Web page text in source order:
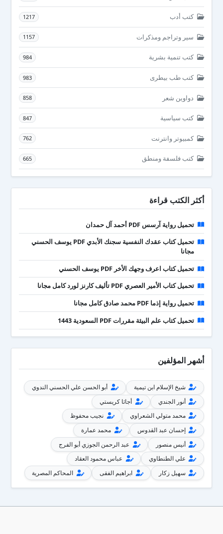
كتب أدب 1217
سير وتراجم ومذكرات 1157
كتب تنمية بشرية 984
كتب طب بيطرى 983
دواوين شعر 858
كتب سياسية 847
كمبيوتر وانترنت 762
كتب فلسفة ومنطق 665
أكثر الكتب قراءة
تحميل رواية آرسس PDF أحمد آل حمدان
تحميل كتاب عقدك النفسية سجنك الأبدي PDF يوسف الحسني
مجانا
تحميل كتاب اعرف وجهك الأخر PDF يوسف الحسني
تحميل كتاب الأمير العصري PDF تأليف كارنز لورد كامل مجانا
تحميل رواية إذما PDF محمد صادق كامل مجانا
تحميل كتاب علم البيئة مقررات PDF السعودية 1443
أشهر المؤلفين
شيخ الإسلام ابن تيمية
أبو الحسن علي الحسني الندوي
أنور الجندي
أجاثا كريستي
محمد متولي الشعراوي
نجيب محفوظ
إحسان عبد القدوس
محمد عمارة
أنيس منصور
عبد الرحمن الجوزي أبو الفرج
علي الطنطاوي
عباس محمود العقاد
سهيل زكار
ابراهيم الفقى المحاكم المصرية